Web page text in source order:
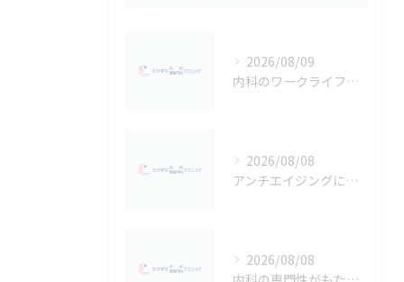
2026/08/09
内科のワークライフバランスを実現するポイントと働き方の工夫を解説
2026/08/08
アンチエイジングに効くエクササイズを東京都江東区で始める効果的な選び方と継続のポイント
2026/08/08